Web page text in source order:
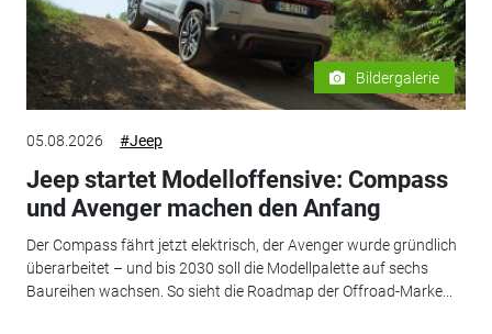
Bildergalerie
05.08.2026 #Jeep
Jeep startet Modelloffensive: Compass
und Avenger machen den Anfang
Der Compass fährt jetzt elektrisch, der Avenger wurde gründlich
überarbeitet – und bis 2030 soll die Modellpalette auf sechs
Baureihen wachsen. So sieht die Roadmap der Offroad-Marke...